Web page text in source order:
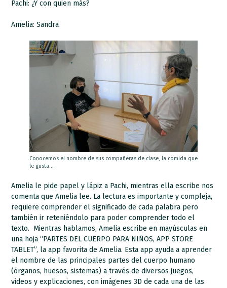
Pachi: ¿Y con quien más?
Amelia: Sandra
Conocemos el nombre de sus compañeras de clase, la comida que
le gusta…
Amelia le pide papel y lápiz a Pachi, mientras ella escribe nos
comenta que Amelia lee. La lectura es importante y compleja,
requiere comprender el significado de cada palabra pero
también ir reteniéndolo para poder comprender todo el
texto. Mientras hablamos, Amelia escribe en mayúsculas en
una hoja “PARTES DEL CUERPO PARA NIÑOS, APP STORE
TABLET”, la app favorita de Amelia. Esta app ayuda a aprender
el nombre de las principales partes del cuerpo humano
(órganos, huesos, sistemas) a través de diversos juegos,
videos y explicaciones, con imágenes 3D de cada una de las